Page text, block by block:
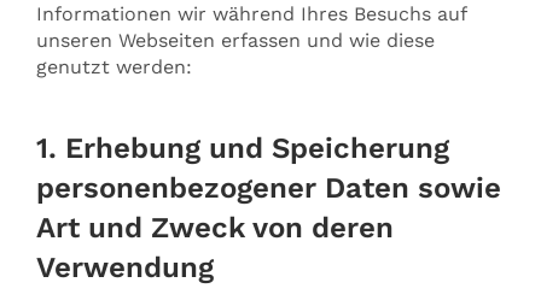
Informationen wir während Ihres Besuchs auf
unseren Webseiten erfassen und wie diese
genutzt werden:
1. Erhebung und Speicherung
personenbezogener Daten sowie
Art und Zweck von deren
Verwendung